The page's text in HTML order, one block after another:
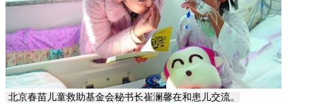
北京春苗儿童救助基金会秘书长崔澜馨在和患儿交流。